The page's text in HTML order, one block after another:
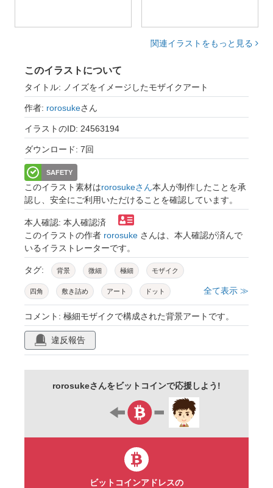
関連イラストをもっと見る
このイラストについて
タイトル: ノイズをイメージしたモザイクアート
作者: rorosukeさん
イラストのID: 24563194
ダウンロード: 7回
SAFETY
このイラスト素材はrorosukeさん本人が制作したことを承
認し、安全にご利用いただけることを確認しています。
本人確認: 本人確認済
このイラストの作者 rorosuke さんは、本人確認が済んで
いるイラストレーターです。
タグ: 背景 微細 極細 モザイク
四角 敷き詰め アート ドット
ランダム カラフル ノイズ ドット絵
ピクセルアート
全て表示 ≫
コメント: 極細モザイクで構成された背景アートです。
違反報告
rorosukeさんをビットコインで応援しよう!
ビットコインアドレスの